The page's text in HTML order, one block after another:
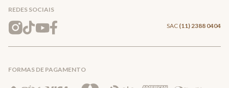
Mapa do Site
Wishlist
Entrega e Frete
Trocas e Devoluções
REDES SOCIAIS
SAC (11) 2388 0404
FORMAS DE PAGAMENTO